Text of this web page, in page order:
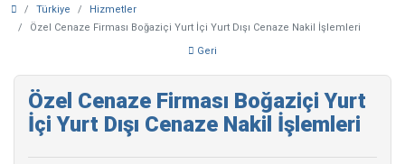
Türkiye
Hizmetler
Özel Cenaze Firması Boğaziçi Yurt İçi Yurt Dışı Cenaze Nakil İşlemleri
Geri
Özel Cenaze Firması Boğaziçi Yurt
İçi Yurt Dışı Cenaze Nakil İşlemleri